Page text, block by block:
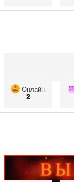
Онлайн
2